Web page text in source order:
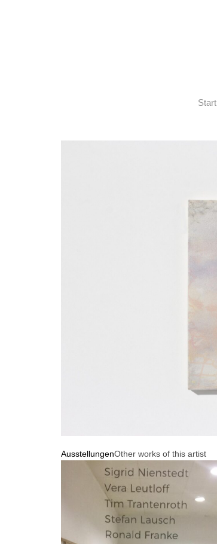
Start
AusstellungenOther works of this artist